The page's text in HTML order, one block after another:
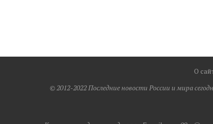
О
© 2012-2022 Последние новости России и мира